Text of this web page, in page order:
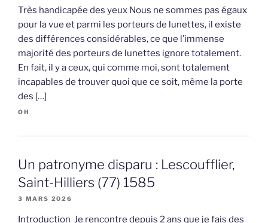
Très handicapée des yeux Nous ne sommes pas égaux
pour la vue et parmi les porteurs de lunettes, il existe
des différences considérables, ce que l’immense
majorité des porteurs de lunettes ignore totalement.
En fait, il y a ceux, qui comme moi, sont totalement
incapables de trouver quoi que ce soit, même la porte
des […]
OH
Un patronyme disparu : Lescoufflier,
Saint-Hilliers (77) 1585
3 MARS 2026
Introduction Je rencontre depuis 2 ans que je fais des